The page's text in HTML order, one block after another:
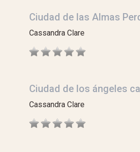
Ciudad de las Almas
Cassandra Clare
Ciudad de los ángeles
Cassandra Clare